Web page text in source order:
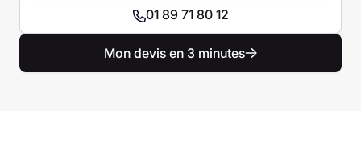
01 89 71 80 12
Mon devis en 3 minutes